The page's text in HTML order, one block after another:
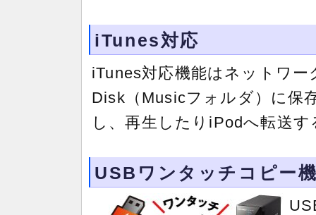
iTunes対応
iTunes対応機能はネットワ
Disk（Musicフォルダ）に保
し、再生したりiPodへ転送
USBワンタッチコピー